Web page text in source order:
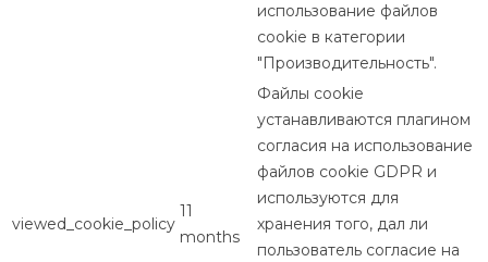
использование файлов
cookie в категории
"Производительность".
viewed_cookie_policy
11
months
Файлы cookie
устанавливаются плагином
согласия на использование
файлов cookie GDPR и
используются для
хранения того, дал ли
пользователь согласие на